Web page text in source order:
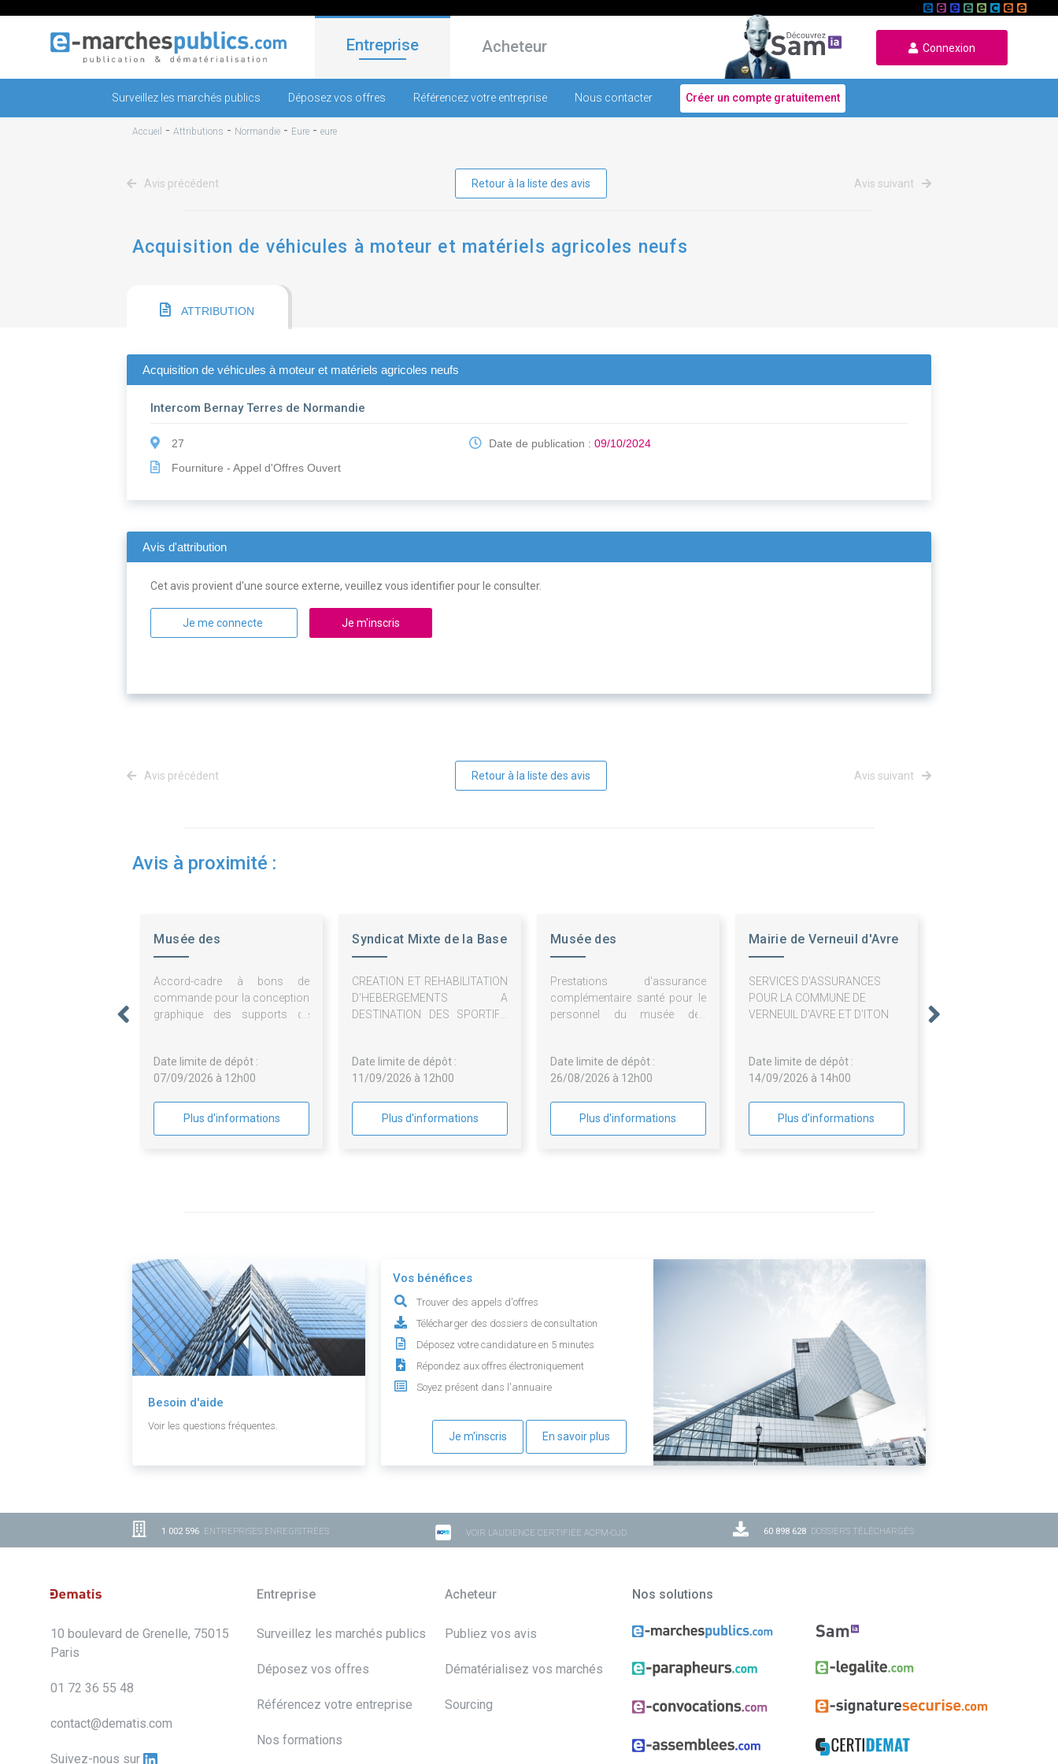
Entreprise Acheteur Connexion
Surveillez les marchés publics Déposez vos offres Référencez votre entreprise Nous contacter Créer un compte gratuitement
Accueil - Attributions - Normandie - Eure - eure
Avis précédent Retour à la liste des avis Avis suivant
Acquisition de véhicules à moteur et matériels agricoles neufs
ATTRIBUTION
Acquisition de véhicules à moteur et matériels agricoles neufs
Intercom Bernay Terres de Normandie
27
Fourniture - Appel d'Offres Ouvert
Date de publication :09/10/2024
Avis d'attribution
Cet avis provient d'une source externe, veuillez vous identifier pour le consulter.
Je me connecte Je m'inscris
Avis précédent Retour à la liste des avis Avis suivant
Avis à proximité :
Musée des
Giverny
Accord-cadre à bons de
commande pour la conception
graphique des supports de
le musée des
impressionnismes Giverny
Date limite de dépôt :
07/09/2026 à 12h00
Plus d'informations
Syndicat Mixte de la Base
CREATION ET REHABILITATION
D'HEBERGEMENTS A
DESTINATION DES SPORTIFS
Date limite de dépôt :
11/09/2026 à 12h00
Plus d'informations
Musée des
Giverny
Prestations d'assurance
complémentaire santé pour le
personnel du musée des
Date limite de dépôt :
26/08/2026 à 12h00
Plus d'informations
Mairie de Verneuil d'Avre
SERVICES D'ASSURANCES
POUR LA COMMUNE DE
VERNEUIL D'AVRE ET D'ITON
Date limite de dépôt :
14/09/2026 à 14h00
Plus d'informations
Besoin d'aide
Voir les questions fréquentes.
Vos bénéfices
Trouver des appels d'offres
Télécharger des dossiers de consultation
Déposez votre candidature en 5 minutes
Répondez aux offres électroniquement
Soyez présent dans l'annuaire
Je m'inscris En savoir plus
1 002 596 ENTREPRISES ENREGISTRÉES VOIR L'AUDIENCE CERTIFIÉE ACPM-OJD 60 898 628 DOSSIERS TÉLÉCHARGÉS
10 boulevard de Grenelle, 75015
Paris
01 72 36 55 48
contact@dematis.com
Suivez-nous sur
Entreprise
Surveillez les marchés publics
Déposez vos offres
Référencez votre entreprise
Nos formations
Acheteur
Publiez vos avis
Dématérialisez vos marchés
Sourcing
Nos solutions